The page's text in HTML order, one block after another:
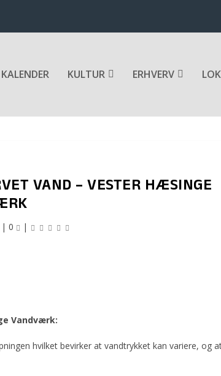
KALENDER KULTUR ERHVERV
VAND – VESTER HÆSINGE
0 |
Vandværk:
hvilket bevirker at vandtrykket kan variere, og